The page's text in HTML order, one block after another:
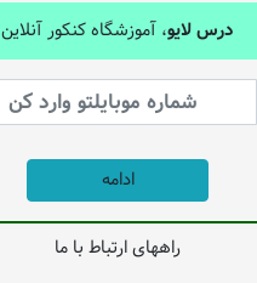
درس لایو، آموزشگاه کنکور آنلاین
ادامه
راههای ارتباط با ما